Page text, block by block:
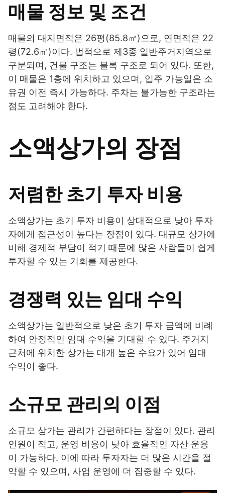
매물 정보 및 조건
매물의 대지면적은 26평(85.8㎡)으로, 연면적은 22
평(72.6㎡)이다. 법적으로 제3종 일반주거지역으로
구분되며, 건물 구조는 블록 구조로 되어 있다. 또한,
이 매물은 1층에 위치하고 있으며, 입주 가능일은 소
유권 이전 즉시 가능하다. 주차는 불가능한 구조라는
점도 고려해야 한다.
소액상가의 장점
저렴한 초기 투자 비용
소액상가는 초기 투자 비용이 상대적으로 낮아 투자
자에게 접근성이 높다는 장점이 있다. 대규모 상가에
비해 경제적 부담이 적기 때문에 많은 사람들이 쉽게
투자할 수 있는 기회를 제공한다.
경쟁력 있는 임대 수익
소액상가는 일반적으로 낮은 초기 투자 금액에 비례
하여 안정적인 임대 수익을 기대할 수 있다. 주거지
근처에 위치한 상가는 대개 높은 수요가 있어 임대
수익이 좋다.
소규모 관리의 이점
소규모 상가는 관리가 간편하다는 장점이 있다. 관리
인원이 적고, 운영 비용이 낮아 효율적인 자산 운용
이 가능하다. 이에 따라 투자자는 더 많은 시간을 절
약할 수 있으며, 사업 운영에 더 집중할 수 있다.